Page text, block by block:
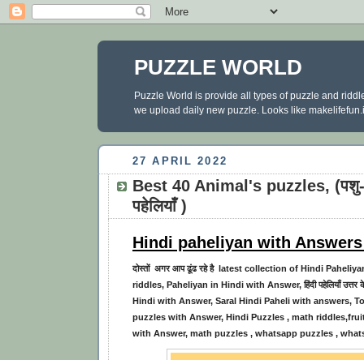
PUZZLE WORLD
Puzzle World is provide all types of puzzle and
we upload daily new puzzle. Looks like
27 APRIL 2022
Best 40 Animal's puzzles, (पशु-
पहेलियाँ )
Hindi paheliyan with
दोस्तों अगर आप ढूंढ रहे है latest collection of Hindi
riddles, Paheliyan in Hindi with Answer, हिंदी पहेलियाँ
Hindi with Answer, Saral Hindi Paheli with answers,
puzzles with Answer, Hindi Puzzles , math
with Answer, math puzzles , whatsapp puzzles ,